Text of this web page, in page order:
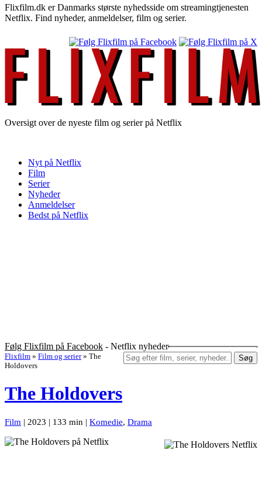
Flixfilm.dk er Danmarks største nyhedsside om streamingtjenesten
Netflix. Find nyheder, anmeldelser, film og serier.
Oversigt over de nyeste film og serier på Netflix
Nyt på Netflix
Film
Serier
Nyheder
Anmeldelser
Bedst på Netflix
Følg Flixfilm på Facebook - Netflix nyheder
Søg
Flixfilm » Film og serier » The
Holdovers
The Holdovers
Film | 2023 | 133 min | Komedie, Drama